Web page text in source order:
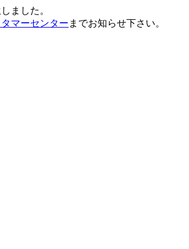
ました。
タマーセンター までお知らせ下さい。